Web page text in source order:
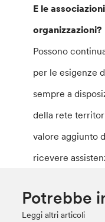
E le
organizzazioni?
Possono
per le esigenze
sempre a
della rete
valore aggiunto
ricevere
Potrebbe
Leggi altri articoli